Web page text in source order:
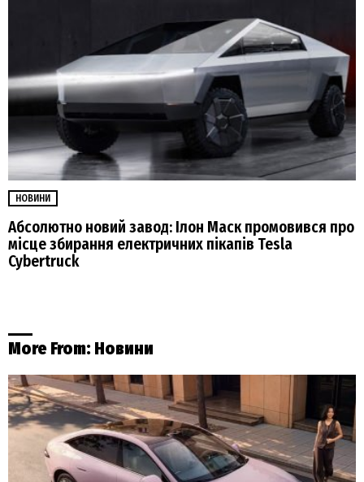
НОВИНИ
Абсолютно новий завод: Ілон Маск промовився про
місце збирання електричних пікапів Tesla
Cybertruck
More From: Новини